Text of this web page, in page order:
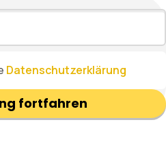
Datenschutzerklärung
fortfahren